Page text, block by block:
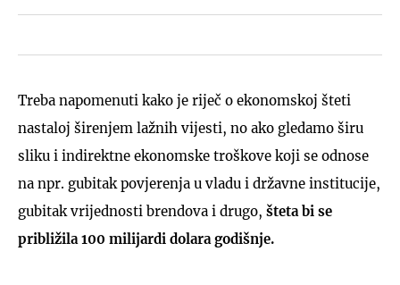
Treba napomenuti kako je riječ o ekonomskoj šteti
nastaloj širenjem lažnih vijesti, no ako gledamo širu
sliku i indirektne ekonomske troškove koji se odnose
na npr. gubitak povjerenja u vladu i državne institucije,
gubitak vrijednosti brendova i drugo, šteta bi se
približila 100 milijardi dolara godišnje.